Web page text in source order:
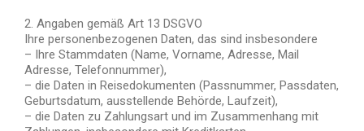
2. Angaben gemäß Art 13 DSGVO
Ihre personenbezogenen Daten, das sind insbesondere
– Ihre Stammdaten (Name, Vorname, Adresse, Mail
Adresse, Telefonnummer),
– die Daten in Reisedokumenten (Passnummer, Passdaten,
Geburtsdatum, ausstellende Behörde, Laufzeit),
– die Daten zu Zahlungsart und im Zusammenhang mit